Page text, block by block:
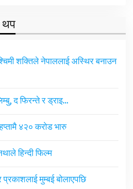
थप
शक्तिले नेपाललाई अस्थिर बनाउन
द फिरन्ते र ड्राइ…
४२० करोड भारु
हिन्दी फिल्म
मुम्बई बोलाएपछि